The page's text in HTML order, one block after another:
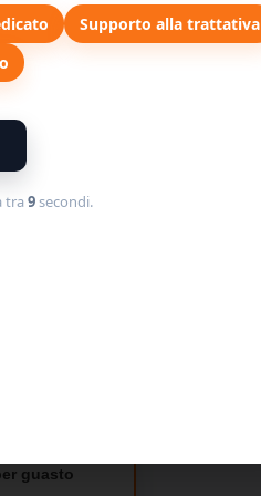
guasto
Supporto alla trattativa
tra8secondi.